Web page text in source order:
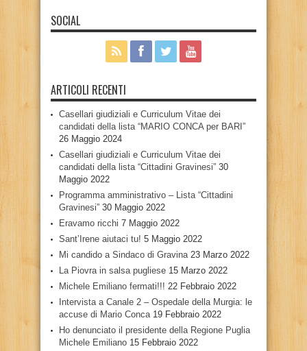
SOCIAL
ARTICOLI RECENTI
Casellari giudiziali e Curriculum Vitae dei
candidati della lista “MARIO CONCA per BARI”
26 Maggio 2024
Casellari giudiziali e Curriculum Vitae dei
candidati della lista “Cittadini Gravinesi” 30
Maggio 2022
Programma amministrativo – Lista “Cittadini
Gravinesi” 30 Maggio 2022
Eravamo ricchi 7 Maggio 2022
Sant’Irene aiutaci tu! 5 Maggio 2022
Mi candido a Sindaco di Gravina 23 Marzo 2022
La Piovra in salsa pugliese 15 Marzo 2022
Michele Emiliano fermati!!! 22 Febbraio 2022
Intervista a Canale 2 – Ospedale della Murgia: le
accuse di Mario Conca 19 Febbraio 2022
Ho denunciato il presidente della Regione Puglia
Michele Emiliano 15 Febbraio 2022